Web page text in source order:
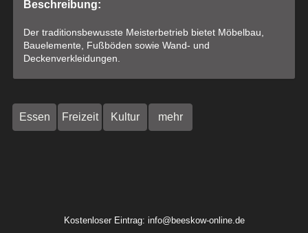
Beschreibung:
Der traditionsbewusste Meisterbetrieb bietet Möbelbau,
Bauelemente, Fußböden sowie Wand- und
Deckenverkleidungen.
Essen Freizeit Kultur mehr
Kostenloser Eintrag: info@beeskow-online.de